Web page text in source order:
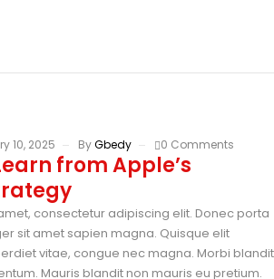
10, 2025 ByGbedy 0 Comments
from Apple’s
consectetur adipiscing elit. Donec porta
sit amet sapien magna. Quisque elit
vitae, congue nec magna. Morbi blandit
Mauris blandit non mauris eu pretium.